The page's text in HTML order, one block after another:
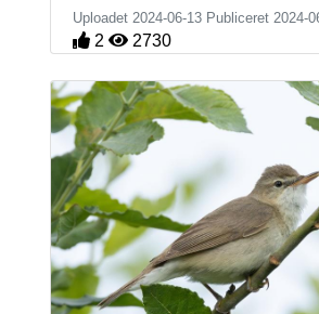
Uploadet 2024-06-13 Publiceret 2024-
2 2730